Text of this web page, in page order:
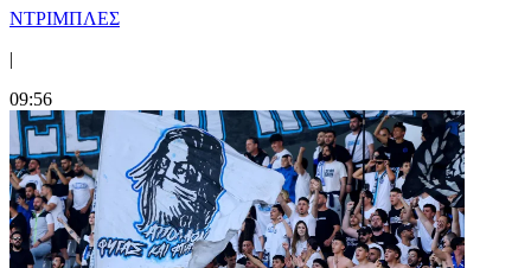
ΝΤΡΙΜΠΛΕΣ
|
09:56